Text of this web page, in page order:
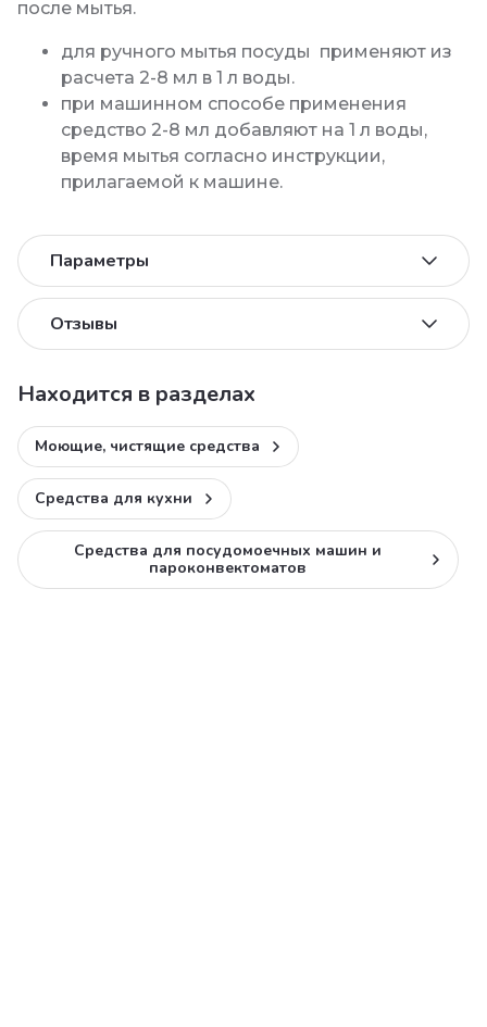
после мытья.
для ручного мытья посуды применяют из
расчета 2-8 мл в 1 л воды.
при машинном способе применения
средство 2-8 мл добавляют на 1 л воды,
время мытья согласно инструкции,
прилагаемой к машине.
Параметры
Отзывы
Находится в разделах
Моющие, чистящие средства
Средства для кухни
Средства для посудомоечных машин и
пароконвектоматов